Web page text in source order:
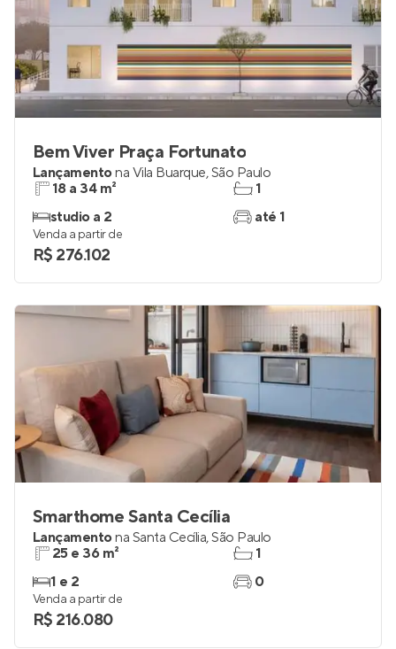
Bem Viver Praça Fortunato
Lançamentona Vila Buarque,São Paulo
18 a 34 m²
studio a 2
1
até 1
Venda a partir de
R$ 276.102
Smarthome Santa Cecília
Lançamentona Santa Cecília,São Paulo
25 e 36 m²
1 e 2
1
0
Venda a partir de
R$ 216.080